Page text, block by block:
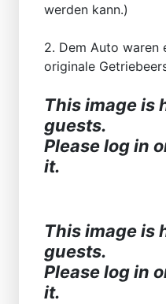
werden kann.)
2. Dem Auto waren
originale
This image is
guests.
Please log in
it.
This image is
guests.
Please log in
it.